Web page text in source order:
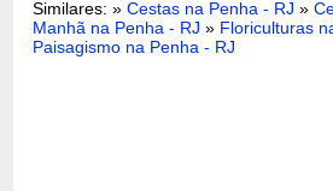
Similares: »Cestas na Penha - RJ »
Manhã na Penha - RJ » Floriculturas
Paisagismo na Penha - RJ